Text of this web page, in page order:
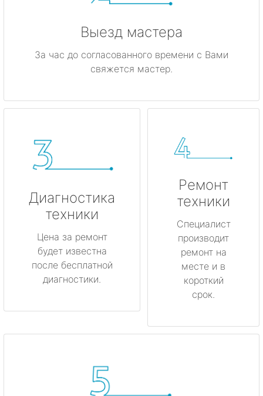
Выезд мастера
За час до согласованного времени с Вами
свяжется мастер.
Диагностика
техники
Цена за ремонт
будет известна
после бесплатной
диагностики.
Ремонт
техники
Специалист
производит
ремонт на
месте и в
короткий
срок.